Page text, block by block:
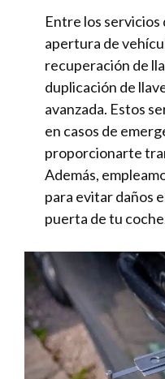
Entre los servicios
apertura de
recuperación de
duplicación de
avanzada. Estos
en casos de
proporcionarte
Además,
para evitar daños
puerta de tu